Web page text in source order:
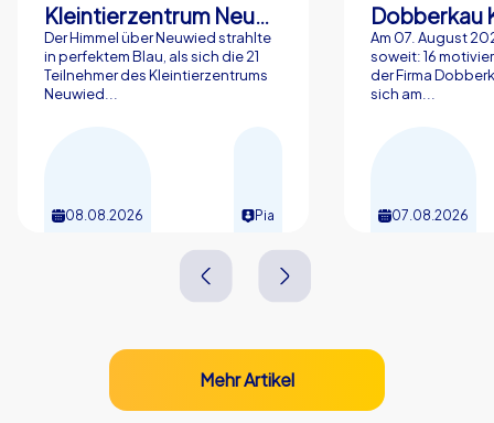
Kleintierzentrum Neuwied Greve, Ritter GbR
Der Himmel über Neuwied strahlte
in perfektem Blau, als sich die 21
Teilnehmer des Kleintierzentrums
Neuwied...
08.08.2026 Pia
Dobberkau
Am 07. August
soweit: 16
der Firma
sich am...
07.08.2026
Mehr Artikel